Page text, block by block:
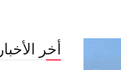
أخر الأخبار